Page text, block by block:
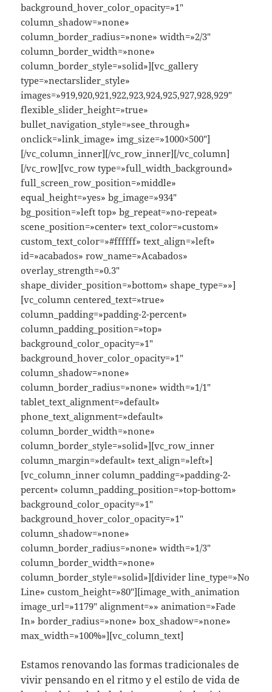
background_hover_color_opacity=»1″
column_shadow=»none»
column_border_radius=»none» width=»2/3″
column_border_width=»none»
column_border_style=»solid»][vc_gallery
type=»nectarslider_style»
images=»919,920,921,922,923,924,925,927,928,929″
flexible_slider_height=»true»
bullet_navigation_style=»see_through»
onclick=»link_image» img_size=»1000×500″]
[/vc_column_inner][/vc_row_inner][/vc_column]
[/vc_row][vc_row type=»full_width_background»
full_screen_row_position=»middle»
equal_height=»yes» bg_image=»934″
bg_position=»left top» bg_repeat=»no-repeat»
scene_position=»center» text_color=»custom»
custom_text_color=»#ffffff» text_align=»left»
id=»acabados» row_name=»Acabados»
overlay_strength=»0.3″
shape_divider_position=»bottom» shape_type=»»]
[vc_column centered_text=»true»
column_padding=»padding-2-percent»
column_padding_position=»top»
background_color_opacity=»1″
background_hover_color_opacity=»1″
column_shadow=»none»
column_border_radius=»none» width=»1/1″
tablet_text_alignment=»default»
phone_text_alignment=»default»
column_border_width=»none»
column_border_style=»solid»][vc_row_inner
column_margin=»default» text_align=»left»]
[vc_column_inner column_padding=»padding-2-
percent» column_padding_position=»top-bottom»
background_color_opacity=»1″
background_hover_color_opacity=»1″
column_shadow=»none»
column_border_radius=»none» width=»1/3″
column_border_width=»none»
column_border_style=»solid»][divider line_type=»No
Line» custom_height=»80″][image_with_animation
image_url=»1179″ alignment=»» animation=»Fade
In» border_radius=»none» box_shadow=»none»
max_width=»100%»][vc_column_text]
Estamos renovando las formas tradicionales de
vivir pensando en el ritmo y el estilo de vida de